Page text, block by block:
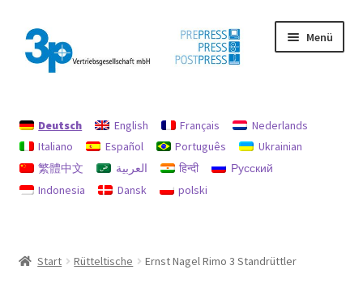
Zur
Navigation
springen
Zum
Inhalt
springen
Menü
Datenschutz
Gebrauchtmaschinen
Deutsch English Français
Nederlands
Italiano
Español Português
Ukrainian
繁體中文
العربية हिन्दी
Русский
Indonesia
Dansk polski
Start Rütteltische Ernst Nagel Rimo 3 Standrüttler